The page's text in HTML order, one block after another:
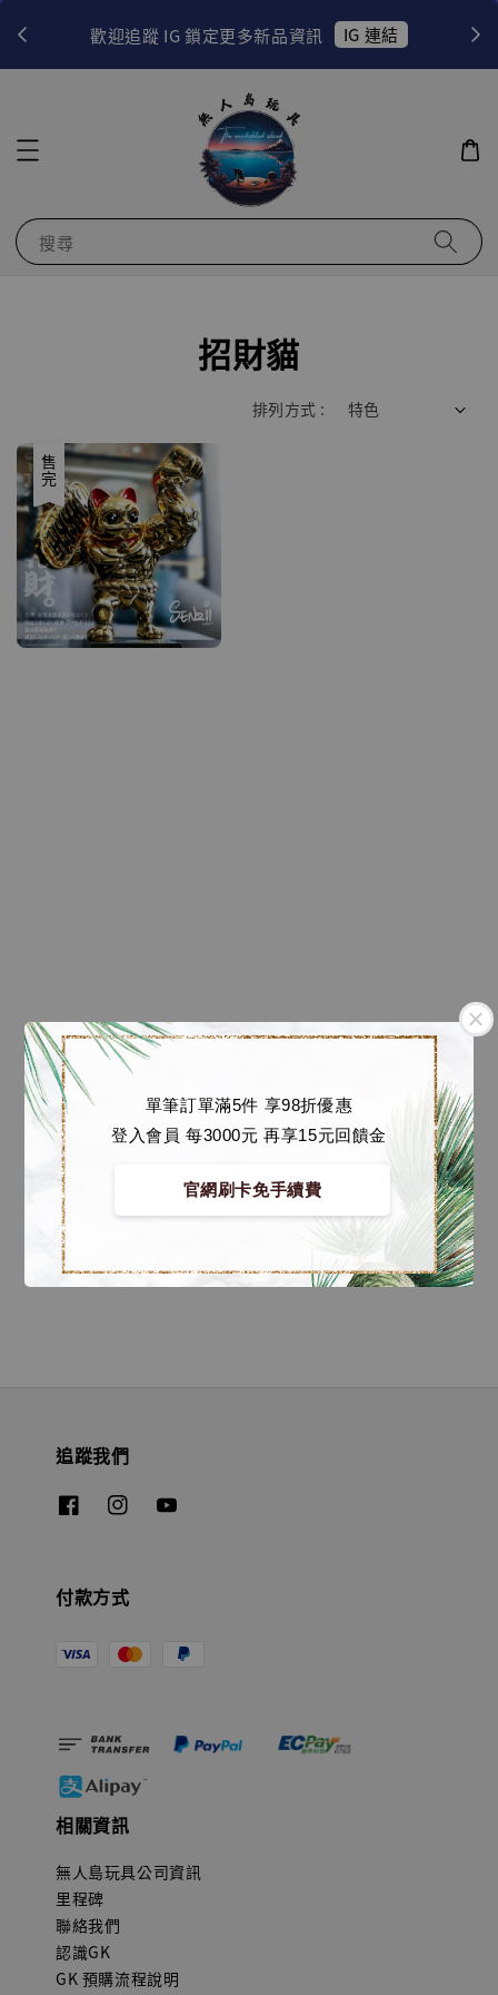
歡迎追蹤 IG 鎖定更多新品資訊 IG 連結
單筆訂單滿5件 享98折優惠
登入會員 每3000元 再享15元回饋金
官網刷卡免手續費
搜尋
招財貓
排列方式 :
售完
SENZII 招財貓系列 千紙
x貓力士 史上最強招財
[Senzii]
Regular
price
NT$ 1,000
11,500
追蹤我們
付款方式
相關資訊
無人島玩具公司資訊
里程碑
聯絡我們
認識GK
GK 預購流程說明